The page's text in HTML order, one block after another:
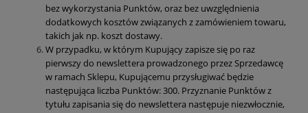
bez wykorzystania Punktów, oraz bez uwzględnienia
dodatkowych kosztów związanych z zamówieniem towaru,
takich jak np. koszt dostawy.
W przypadku, w którym Kupujący zapisze się po raz
pierwszy do newslettera prowadzonego przez Sprzedawcę
w ramach Sklepu, Kupującemu przysługiwać będzie
następująca liczba Punktów: 300. Przyznanie Punktów z
tytułu zapisania się do newslettera następuje niezwłocznie,